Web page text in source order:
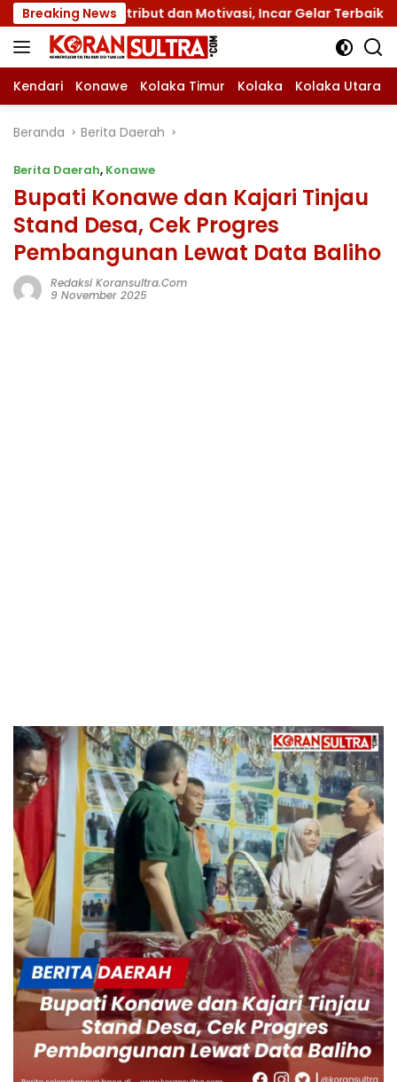
Langsung
ke
konten
Breaking News
dan Motivasi, Incar Gelar Terbaik di Sultra
Kendari Konawe Kolaka Timur Kolaka Kolaka Utara
Beranda Berita Daerah
Berita Daerah, Konawe
Bupati Konawe dan Kajari Tinjau
Stand Desa, Cek Progres
Pembangunan Lewat Data Baliho
Redaksi Koransultra.com
9 November 2025